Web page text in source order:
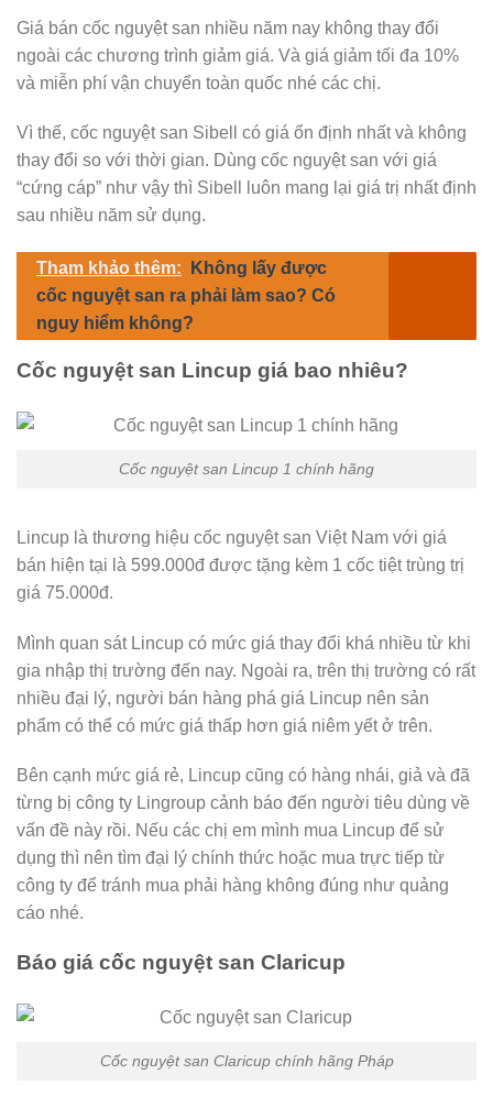
Giá bán cốc nguyệt san nhiều năm nay không thay đổi
ngoài các chương trình giảm giá. Và giá giảm tối đa 10%
và miễn phí vận chuyển toàn quốc nhé các chị.
Vì thế, cốc nguyệt san Sibell có giá ổn định nhất và không
thay đổi so với thời gian. Dùng cốc nguyệt san với giá
“cứng cáp” như vậy thì Sibell luôn mang lại giá trị nhất định
sau nhiều năm sử dụng.
Tham khảo thêm:
Không lấy được
cốc nguyệt san ra phải làm sao? Có
nguy hiểm không?
Cốc nguyệt san Lincup giá bao nhiêu?
Cốc nguyệt san Lincup 1 chính hãng
Lincup là thương hiệu cốc nguyệt san Việt Nam với giá
bán hiện tại là 599.000đ được tặng kèm 1 cốc tiệt trùng trị
giá 75.000đ.
Mình quan sát Lincup có mức giá thay đổi khá nhiều từ khi
gia nhập thị trường đến nay. Ngoài ra, trên thị trường có rất
nhiều đại lý, người bán hàng phá giá Lincup nên sản
phẩm có thể có mức giá thấp hơn giá niêm yết ở trên.
Bên cạnh mức giá rẻ, Lincup cũng có hàng nhái, giả và đã
từng bị công ty Lingroup cảnh báo đến người tiêu dùng về
vấn đề này rồi. Nếu các chị em mình mua Lincup để sử
dụng thì nên tìm đại lý chính thức hoặc mua trực tiếp từ
công ty để tránh mua phải hàng không đúng như quảng
cáo nhé.
Báo giá cốc nguyệt san Claricup
Cốc nguyệt san Claricup chính hãng Pháp